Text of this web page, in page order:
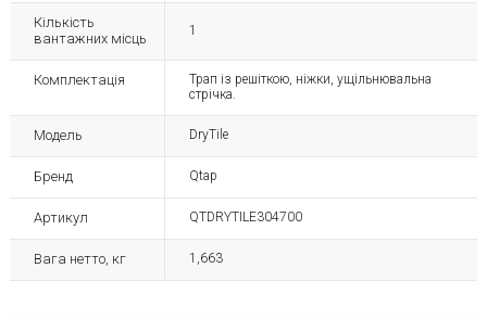
Кількість
вантажних місць
1
Комплектація
Трап із решіткою, ніжки, ущільнювальна
стрічка.
Модель DryTile
Бренд Qtap
Артикул QTDRYTILE304700
Вага нетто, кг 1,663